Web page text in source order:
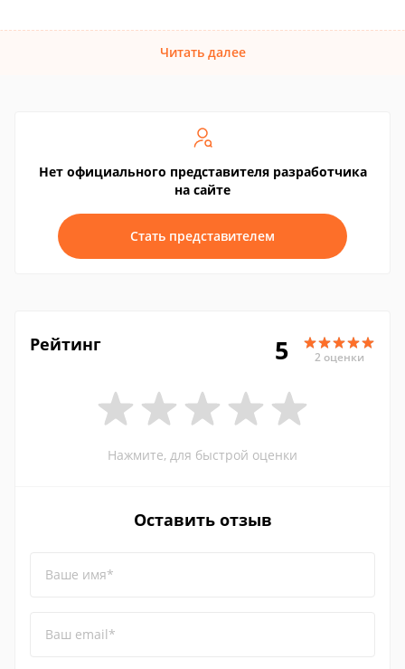
Читать далее
Нет официального представителя разработчика
на сайте
Стать представителем
Рейтинг 5 2 оценки
Нажмите, для быстрой оценки
Оставить отзыв
Ваше имя*
Ваш email*